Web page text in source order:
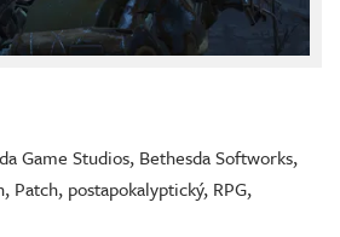
Game Studios, Bethesda Softworks,
, Patch, postapokalyptický, RPG,